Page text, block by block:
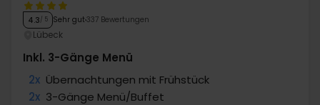
4.3/ 5 Sehr gut 337 Bewertungen
Lübeck
Inkl. 3-Gänge Menü
2x Übernachtungen mit Frühstück
2x 3-Gänge Menü/Buffet